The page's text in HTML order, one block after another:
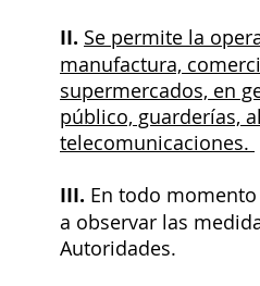
II. Se permite la
manufactura,
supermercados, en
público, guarderías,
telecomunicaciones.
III. En todo
a observar las
Autoridades.